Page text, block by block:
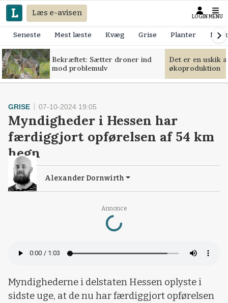
Læs e-avisen LOGIN MENU
Seneste Mest læste Kvæg Grise Planter
Bekræftet: Sætter droner ind
mod problemulv
Det er en uskik
økoproduktion
Annonce
Loading...
GRISE 07-10-2024 19:05
Myndigheder i Hessen har
færdiggjort opførelsen af 54 km
hegn
Alexander Dornwirth
Myndighederne i delstaten Hessen oplyste i
sidste uge, at de nu har færdiggjort opførelsen